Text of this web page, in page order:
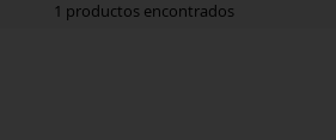
1 productos encontrados